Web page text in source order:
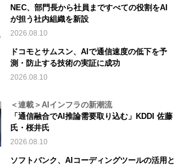
NEC、部門長から社員まですべての役割をAI
が担う社内組織を新設
2026.08.10
ドコモとサムスン、AIで通信速度の低下を予
測・防止する技術の実証に成功
2026.08.10
＜連載＞AIインフラの新潮流
「通信融合でAI推論需要取り込む」KDDI 佐藤
氏・桜井氏
2026.08.10
ソフトバンク、AIコーディングツールの活用と